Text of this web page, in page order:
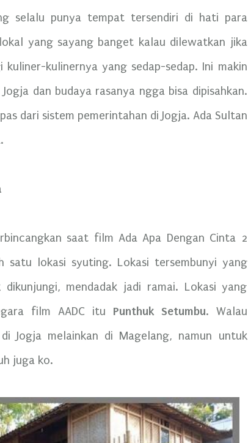
selalu punya tempat tersendiri di hati para
yang sayang banget kalau dilewatkan jika
kuliner-kulinernya yang sedap-sedap. Ini makin
dan budaya rasanya ngga bisa dipisahkan.
dari sistem pemerintahan di Jogja. Ada Sultan
saat film Ada Apa Dengan Cinta 2
satu lokasi syuting. Lokasi tersembunyi yang
mendadak jadi ramai. Lokasi yang
film AADC itu Punthuk Setumbu. Walau
Jogja melainkan di Magelang, namun untuk
juga ko.